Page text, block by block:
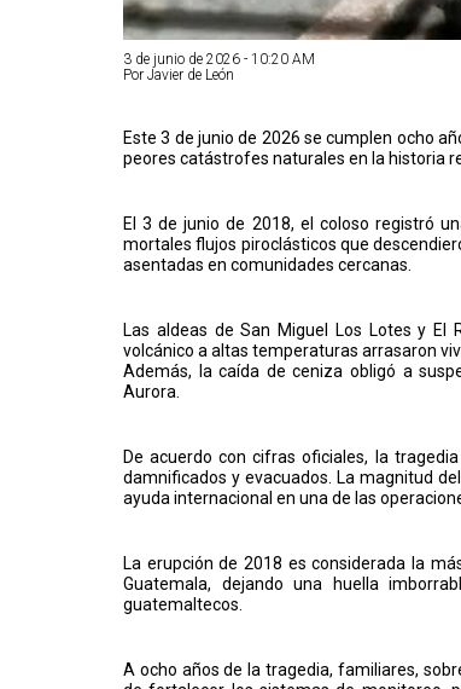
3 de junio de 2026 - 10:20 AM
Por Javier de León
Este 3 de junio de 2026 se cumplen ocho
peores catástrofes naturales en la historia
El 3 de junio de 2018, el coloso registró
mortales flujos piroclásticos que
asentadas en comunidades cercanas.
Las aldeas de San Miguel Los Lotes y
volcánico a altas temperaturas arrasaron
Además, la caída de ceniza obligó a
Aurora.
De acuerdo con cifras oficiales, la
damnificados y evacuados. La magnitud
ayuda internacional en una de las
La erupción de 2018 es considerada la
Guatemala, dejando una huella
guatemaltecos.
A ocho años de la tragedia, familiares,